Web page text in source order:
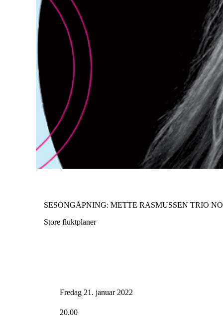
SESONGÅPNING: METTE RASMUSSEN TRIO
Store fluktplaner
Fredag 21. januar 2022
20.00